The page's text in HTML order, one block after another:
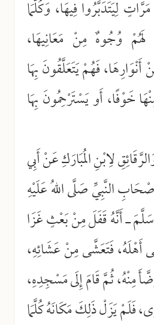
لِيَتَدَبَّرُوا فِيهَا، وَكُلَّمَا
وُجُوهٌ مِنْ مَعَانِيهَا،
فَهُمْ يَتَعَلَّقُونَ بِهَا
خَوْفًا، أَو يَسْتَرْحِمُونَ بِهَا
لِابْنِ المُبَارَكِ عَنْ أَبِي
النَّبِيِّ صَلَّى اللهُ عَلَيْهِ
ـ أَنَّهُ قَفَلَ مِنْ بَعْثٍ غَزَا
أَهْلَهُ، فَتَعَشَّى مِنْ عَشَائِهِ،
مِنْهُ، ثُمَّ قَامَ إِلَى مَسْجِدِهِ،
فَلَمْ يَزَلْ ذَلِكَ مَكَانَهُ كُلَّمَا